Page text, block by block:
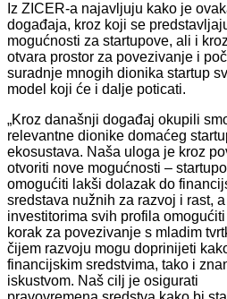
Iz ZICER-a najavljuju kako je
događaja, kroz koji se
mogućnosti za startupove, ali i
otvara prostor za povezivanje i
suradnje mnogih dionika startup
model koji će i dalje poticati.
„Kroz današnji događaj okupili
relevantne dionike domaćeg
ekosustava. Naša uloga je kroz
otvoriti nove mogućnosti –
omogućiti lakši dolazak do
sredstava nužnih za razvoj i rast, a
investitorima svih profila
korak za povezivanje s mladim
čijem razvoju mogu doprinijeti
financijskim sredstvima, tako i
iskustvom. Naš cilj je osigurati